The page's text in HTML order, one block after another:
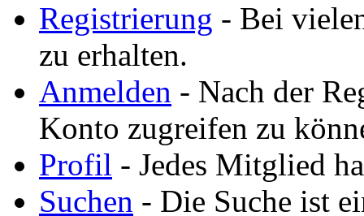
Registrierung - Bei
zu erhalten.
Anmelden - Nach der
Konto zugreifen zu
Profil - Jedes Mitglied
Suchen - Die Suche ist